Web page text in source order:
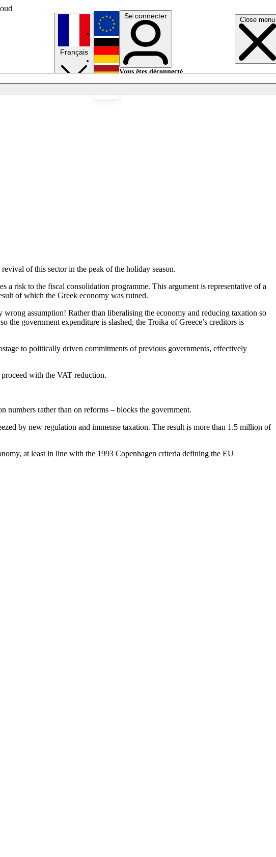
Close menu
Français
English
Deutsch
Se connecter
Vous êtes déconnecté.
of this sector in the peak of the holiday season.
a risk to the fiscal consolidation programme. This argument is representative of a
of which the Greek economy was ruined.
assumption! Rather than liberalising the economy and reducing taxation so
the government expenditure is slashed, the Troika of Greece’s creditors is
to politically driven commitments of previous governments, effectively
with the VAT reduction.
numbers rather than on reforms – blocks the government.
by new regulation and immense taxation. The result is more than 1.5 million of
at least in line with the 1993 Copenhagen criteria defining the EU